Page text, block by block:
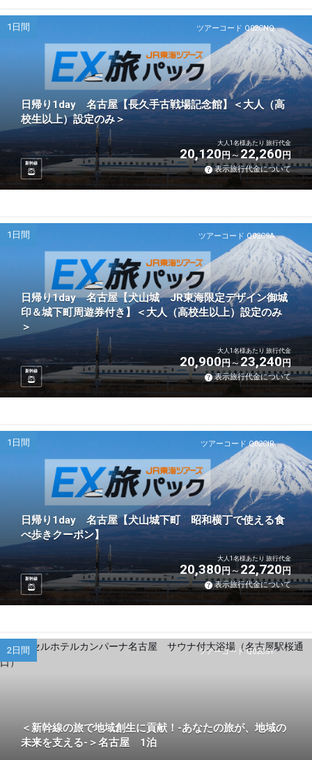
ツアーコード Q02CNQ
1日間
日帰り1day 名古屋【長久手古戦場記念館】＜大人（高
校生以上）設定のみ＞
新幹線
大人1名様あたり 旅行代金
20,120円 22,260円
表示旅行代金について
ツアーコード Q02C9A
1日間
日帰り1day 名古屋【犬山城 JR東海限定デザイン御城
印＆城下町周遊券付き】＜大人（高校生以上）設定のみ
＞
新幹線
大人1名様あたり 旅行代金
20,900円 23,240円
表示旅行代金について
ツアーコード Q02CIR
1日間
日帰り1day 名古屋【犬山城下町 昭和横丁で使える食
べ歩きクーポン】
新幹線
大人1名様あたり 旅行代金
20,380円 22,720円
表示旅行代金について
ツアーコード Q02C5Y
2日間
＜新幹線の旅で地域創生に貢献！-あなたの旅が、地域の
未来を支える-＞名古屋 1泊